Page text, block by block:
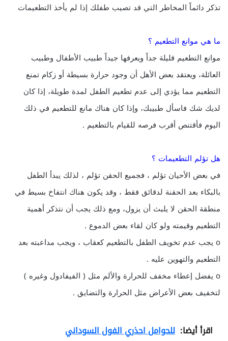
تذكر دائماً المخاطر التي قد تصيب طفلك إذا لم يأخذ التطعيمات
ما هي موانع التطعيم ؟
موانع التطعيم قليلة جداً ويعرفها جيداً طبيب الأطفال وطبيب
العائلة، ويعتقد بعض الأهل أن وجود حرارة بسيطة أو زكام تمنع
التطعيم مما يؤدي إلى عدم تطعيم الطفل لمدة طويلة، إذا كان
لديك شك فاسأل طبيبك، وإذا كان هناك مانع للتطعيم في ذلك
اليوم فأقتنص أقرب فرصه للقيام بالتطعيم .
هل تؤلم التطعيمات ؟
في بعض الأحيان تؤلم ، فجميع الحقن تؤلم ، لذلك يبدأ الطفل
بالبكاء بعد الحقنة لدقائق فقط ، وقد يكون هناك انتفاخ بسيط في
منطقة الحقن لا يلبث أن يزول، ومع ذلك يجب أن نتذكر أهمية
التطعيم وقيمته ولو كان لقاء بعض الدموع .
o يجب عدم تخويف الطفل بالتطعيم كعقاب ، ويجب مداعبته بعد
التطعيم والتهوين عليه .
o يفضل إعطاء مخفف للحرارة والألم مثل ( الفيفادول وغيره )
لتخفيف بعض الأعراض مثل الحرارة والتضايق .
اقرأ أيضا: للحوامل احذري الفول السوداني